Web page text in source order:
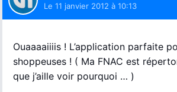
Le 11 janvier 2012 à 10:13
Ouaaaaiiiis ! L’application parfaite
shoppeuses ! ( Ma FNAC est
que j’aille voir pourquoi … )